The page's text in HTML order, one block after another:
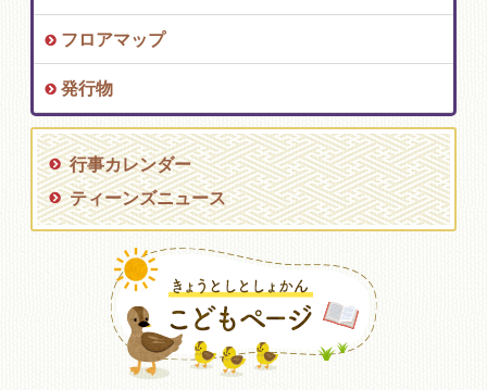
フロアマップ
発行物
行事カレンダー
ティーンズニュース